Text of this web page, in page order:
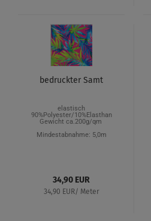
bedruckter Samt
elastisch
90%Polyester/10%Elasthan
Gewicht ca.200g/qm
Mindestabnahme: 5,0m
34,90 EUR
34,90 EUR/ Meter